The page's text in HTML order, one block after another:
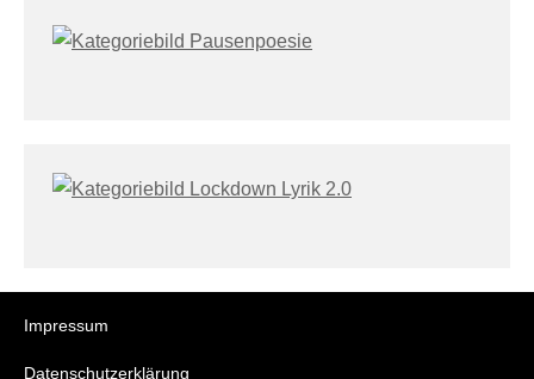
Impressum
Datenschutzerklärung